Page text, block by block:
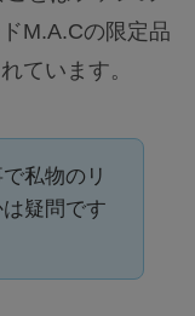
M.A.Cの限定品
ています。
私物のリ
疑問です